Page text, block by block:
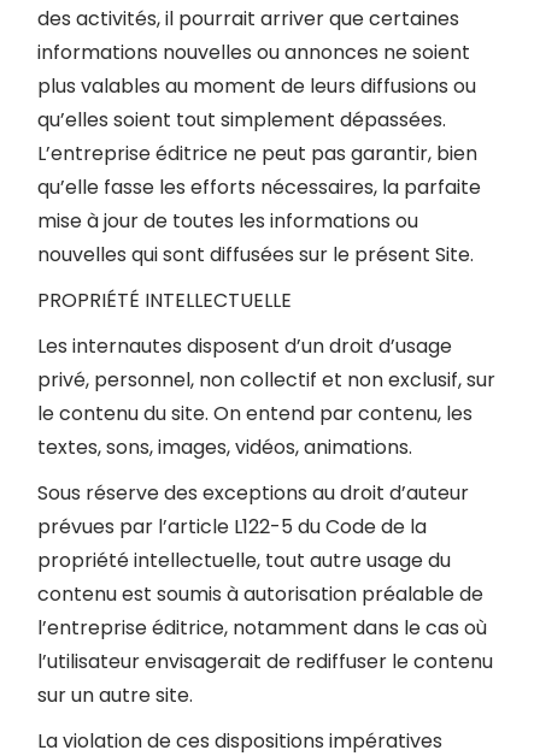
des activités, il pourrait arriver que certaines
informations nouvelles ou annonces ne soient
plus valables au moment de leurs diffusions ou
qu’elles soient tout simplement dépassées.
L’entreprise éditrice ne peut pas garantir, bien
qu’elle fasse les efforts nécessaires, la parfaite
mise à jour de toutes les informations ou
nouvelles qui sont diffusées sur le présent Site.
PROPRIÉTÉ INTELLECTUELLE
Les internautes disposent d’un droit d’usage
privé, personnel, non collectif et non exclusif, sur
le contenu du site. On entend par contenu, les
textes, sons, images, vidéos, animations.
Sous réserve des exceptions au droit d’auteur
prévues par l’article L122-5 du Code de la
propriété intellectuelle, tout autre usage du
contenu est soumis à autorisation préalable de
l’entreprise éditrice, notamment dans le cas où
l’utilisateur envisagerait de rediffuser le contenu
sur un autre site.
La violation de ces dispositions impératives